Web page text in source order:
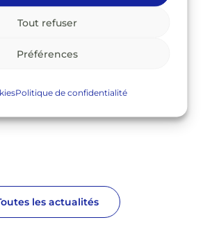
Tout refuser
Préférences
Politique de confidentialité
: Bartolomeo
les actualités